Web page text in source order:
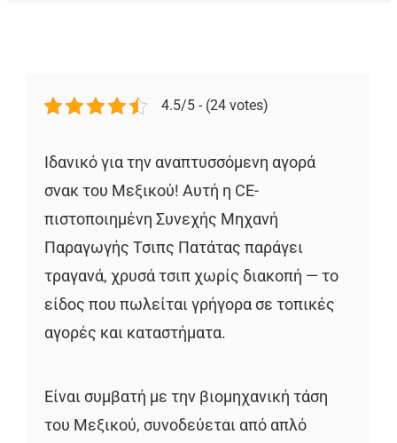
4.5/5 - (24 votes)
Ιδανικό για την αναπτυσσόμενη αγορά
σνακ του Μεξικού! Αυτή η CE-
πιστοποιημένη Συνεχής Μηχανή
Παραγωγής Τσιπς Πατάτας παράγει
τραγανά, χρυσά τσιπ χωρίς διακοπή — το
είδος που πωλείται γρήγορα σε τοπικές
αγορές και καταστήματα.
Είναι συμβατή με την βιομηχανική τάση
του Μεξικού, συνοδεύεται από απλό